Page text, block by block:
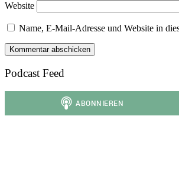
Website
Name, E-Mail-Adresse und Website in
Podcast Feed